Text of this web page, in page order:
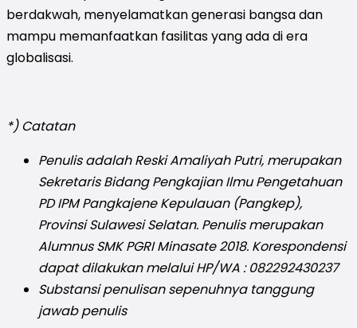
berdakwah, menyelamatkan generasi bangsa dan
mampu memanfaatkan fasilitas yang ada di era
globalisasi.
*) Catatan
Penulis adalah Reski Amaliyah Putri, merupakan
Sekretaris Bidang Pengkajian Ilmu Pengetahuan
PD IPM Pangkajene Kepulauan (Pangkep),
Provinsi Sulawesi Selatan. Penulis merupakan
Alumnus SMK PGRI Minasate 2018. Korespondensi
dapat dilakukan melalui HP/WA : 082292430237
Substansi penulisan sepenuhnya tanggung
jawab penulis